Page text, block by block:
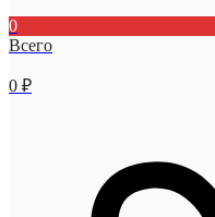
0
Всего
0 ₽